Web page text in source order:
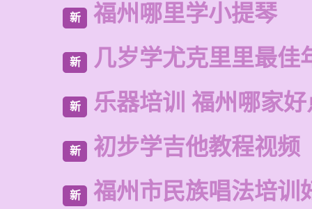
新 福州哪里学小提琴
新 几岁学尤克里里最佳
新 乐器培训 福州哪家好
新 初步学吉他教程视频
新 福州市民族唱法培训